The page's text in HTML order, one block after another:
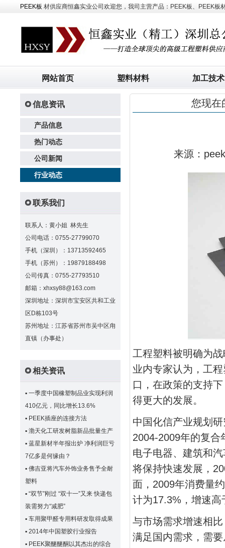
PEEK板 材供应商恒鑫实业公司欢迎您，我司主营产品：PEEK板、PEEK板
网站首页 塑料材料 加工技术
信息资讯
产品信息
热门动态
公司新闻
行业动态
联系我们
联系人：黄小姐 林先生
公司电话：0755-27799070
手机（深圳）：13713592465
手机（苏州）：19879188498
公司传真：0755-27793510
邮箱：xhxsy88@163.com
深圳地址：深圳市宝安区共和工业
区D栋103号
苏州地址：江苏省苏州市吴中区甪
直镇（办事处）
相关资讯
▪ 一季度中国橡塑制品业实现利润
410亿元，同比增长13.6%
▪ PEEK插座的连接方法
▪ 渤天化工研发树脂新品批量生产
▪ 蓝星新材半年报出炉 净利润巨亏
7亿多是何缘由？
▪ 佛吉亚将汽车外饰业务售予全耐
塑料
▪ “双节”刚过 “双十一”又来 快递包
装需努力“减肥”
▪ 车用聚甲醛专用料研发取得成果
▪ 2014年中国塑胶行业报告
▪ PEEK聚醚醚酮以其杰出的综合
您现在
来源：
工程塑料被明确为
业内专家认为，工
口，在政策的支持
得更大的发展。
中国化信产业规划
2004-2009年的复合
电子电器、建筑和
将保持快速发展，
面，2009年消费量
计为17.3%，增速
与市场需求增速相
满足国内需求，需